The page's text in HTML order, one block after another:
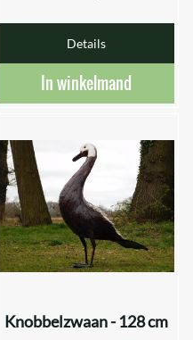
Details
In winkelmand
Knobbelzwaan - 128 cm